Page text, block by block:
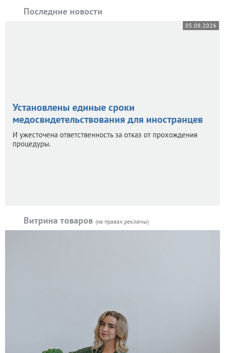
Последние новости
05.08.2026
Установлены единые сроки
медосвидетельствования для иностранцев
И ужесточена ответственность за отказ от прохождения
процедуры.
Витрина товаров (на правах рекламы)